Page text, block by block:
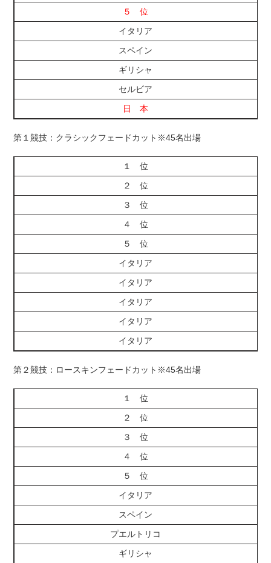
５ 位
イタリア
スペイン
ギリシャ
セルビア
日 本
第１競技：クラシックフェードカット※45名出場
１ 位
２ 位
３ 位
４ 位
５ 位
イタリア
イタリア
イタリア
イタリア
イタリア
第２競技：ロースキンフェードカット※45名出場
１ 位
２ 位
３ 位
４ 位
５ 位
イタリア
スペイン
プエルトリコ
ギリシャ